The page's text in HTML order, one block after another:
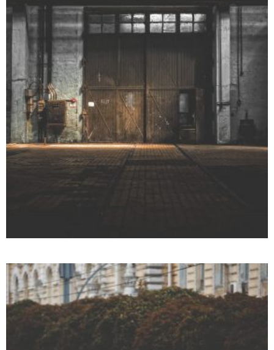
Motion Photography